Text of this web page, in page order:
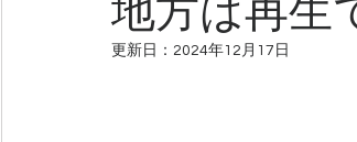
地方は再生
更新日： 2024年12月17日